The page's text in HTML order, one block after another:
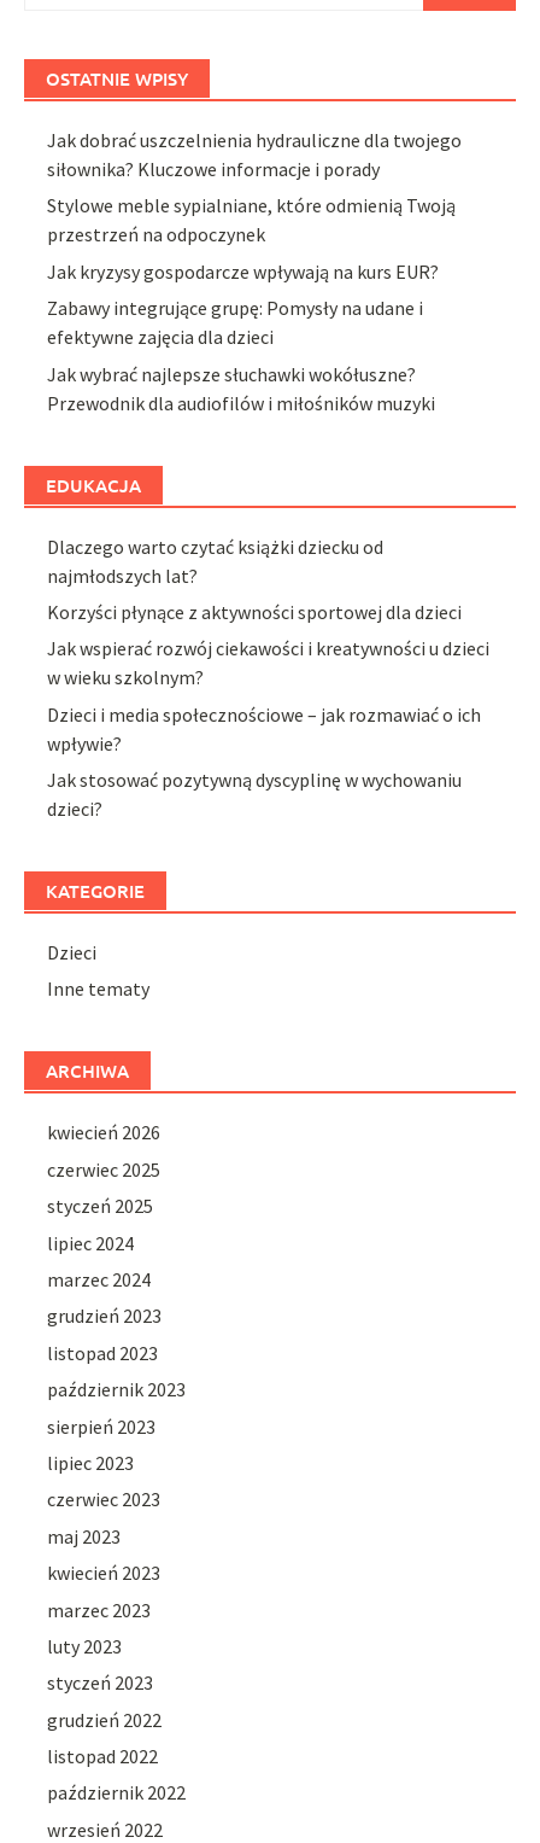
OSTATNIE WPISY
Jak dobrać uszczelnienia hydrauliczne dla twojego
siłownika? Kluczowe informacje i porady
Stylowe meble sypialniane, które odmienią Twoją
przestrzeń na odpoczynek
Jak kryzysy gospodarcze wpływają na kurs EUR?
Zabawy integrujące grupę: Pomysły na udane i
efektywne zajęcia dla dzieci
Jak wybrać najlepsze słuchawki wokółuszne?
Przewodnik dla audiofilów i miłośników muzyki
EDUKACJA
Dlaczego warto czytać książki dziecku od
najmłodszych lat?
Korzyści płynące z aktywności sportowej dla dzieci
Jak wspierać rozwój ciekawości i kreatywności u dzieci
w wieku szkolnym?
Dzieci i media społecznościowe – jak rozmawiać o ich
wpływie?
Jak stosować pozytywną dyscyplinę w wychowaniu
dzieci?
KATEGORIE
Dzieci
Inne tematy
ARCHIWA
kwiecień 2026
czerwiec 2025
styczeń 2025
lipiec 2024
marzec 2024
grudzień 2023
listopad 2023
październik 2023
sierpień 2023
lipiec 2023
czerwiec 2023
maj 2023
kwiecień 2023
marzec 2023
luty 2023
styczeń 2023
grudzień 2022
listopad 2022
październik 2022
wrzesień 2022